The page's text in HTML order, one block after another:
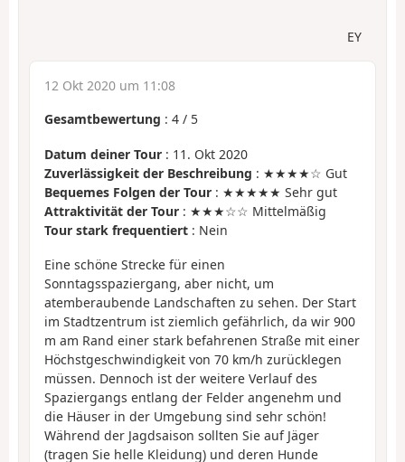
EY
12 Okt 2020 um 11:08
Gesamtbewertung : 4 / 5
Datum deiner Tour : 11. Okt 2020
Zuverlässigkeit der Beschreibung : ★★★★☆ Gut
Bequemes Folgen der Tour : ★★★★★ Sehr gut
Attraktivität der Tour : ★★★☆☆ Mittelmäßig
Tour stark frequentiert : Nein
Eine schöne Strecke für einen
Sonntagsspaziergang, aber nicht, um
atemberaubende Landschaften zu sehen. Der Start
im Stadtzentrum ist ziemlich gefährlich, da wir 900
m am Rand einer stark befahrenen Straße mit einer
Höchstgeschwindigkeit von 70 km/h zurücklegen
müssen. Dennoch ist der weitere Verlauf des
Spaziergangs entlang der Felder angenehm und
die Häuser in der Umgebung sind sehr schön!
Während der Jagdsaison sollten Sie auf Jäger
(tragen Sie helle Kleidung) und deren Hunde